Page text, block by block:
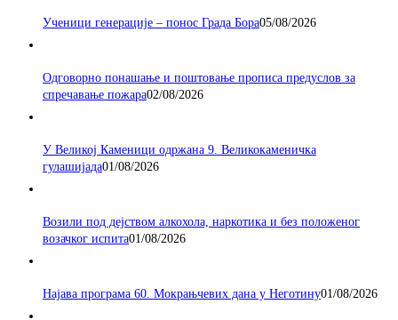
Ученици генерације – понос Града Бора05/08/2026
Одговорно понашање и поштовање прописа предуслов за
спречавање пожара02/08/2026
У Великој Каменици одржана 9. Великокаменичка
гулашијада01/08/2026
Возили под дејством алкохола, наркотика и без положеног
возачког испита01/08/2026
Најава програма 60. Мокрањчевих дана у Неготину01/08/2026